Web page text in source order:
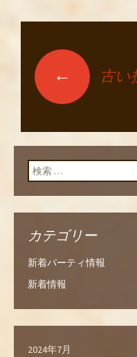
投稿ナ
ン
← 古い
検索:
カテゴリー
新着パーティ情報
新着情報
2024年7月